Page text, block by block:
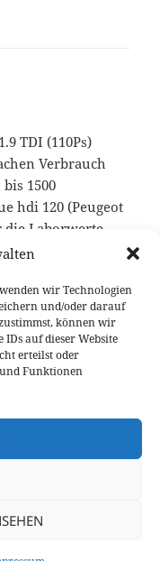
wir Technologien
und/oder darauf
können wir
auf dieser Website
erteilst oder
Funktionen
TDI (110Ps)
Verbrauch
1500
hdi 120 (Peugeot
die Laborwerte
Benz E 350
Type 400